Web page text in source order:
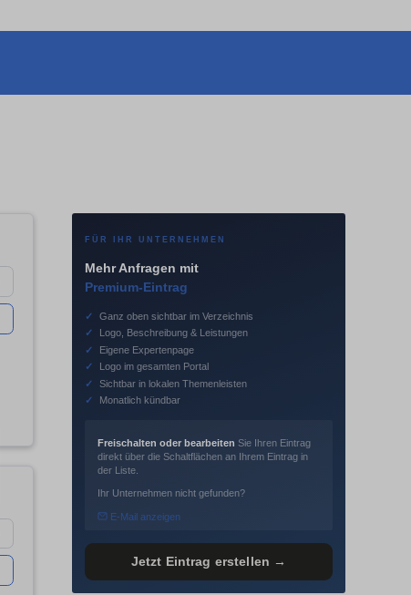
FÜR IHR UNTERNEHMEN
Mehr Anfragen mit
Premium-Eintrag
✓
Ganz oben sichtbar im Verzeichnis
✓
Logo, Beschreibung & Leistungen
✓
Eigene Expertenpage
✓
Logo im gesamten Portal
✓
Sichtbar in lokalen Themenleisten
✓
Monatlich kündbar
Freischalten oder bearbeiten Sie Ihren Eintrag
direkt über die Schaltflächen an Ihrem Eintrag in
der Liste.
Ihr Unternehmen nicht gefunden?
E-Mail anzeigen
Jetzt Eintrag erstellen →